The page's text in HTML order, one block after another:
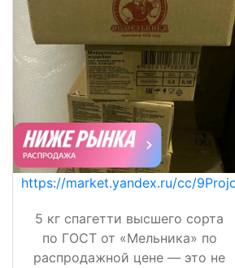
https://market.yandex.ru/cc/
5 кг спагетти высшего сорта
по ГОСТ от «Мельника» по
распродажной цене — это не